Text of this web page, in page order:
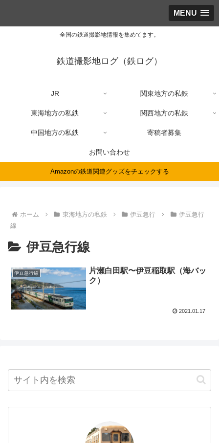
MENU
全国の鉄道撮影地情報を集めてます。
鉄道撮影地ログ（鉄ログ）
JR 関東地方の私鉄
東海地方の私鉄 関西地方の私鉄
中国地方の私鉄 寄稿者募集
お問い合わせ
Amazonの鉄道関連グッズをチェックする
ホーム 東海地方の私鉄 伊豆急行
伊豆急行
線
伊豆急行線
伊豆急行線
片瀬白田駅〜伊豆稲取駅（海バッ
ク）
2021.01.17